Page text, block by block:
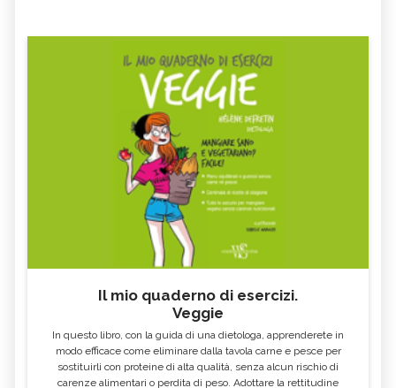
Il mio quaderno di esercizi.
Veggie
In questo libro, con la guida di una dietologa, apprenderete in
modo efficace come eliminare dalla tavola carne e pesce per
sostituirli con proteine di alta qualità, senza alcun rischio di
carenze alimentari o perdita di peso. Adottare la rettitudine